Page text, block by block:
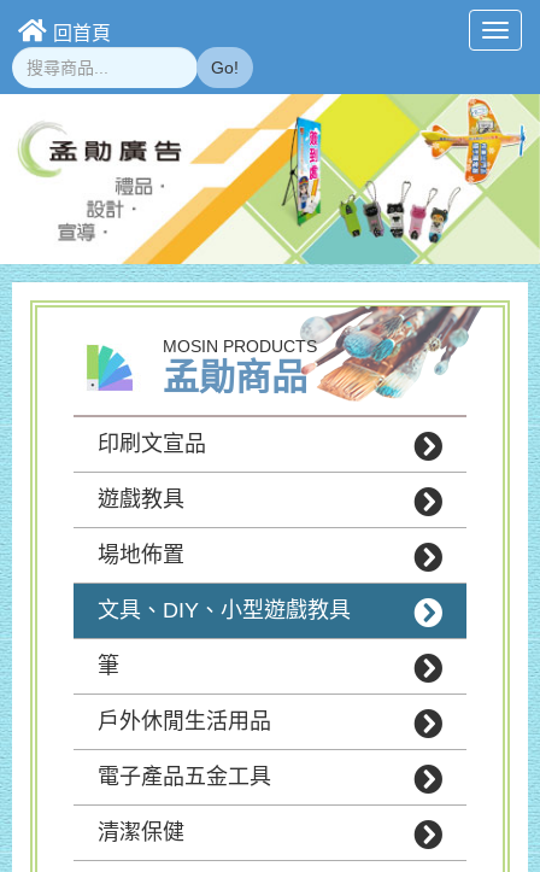
回首頁
Go!
MOSIN PRODUCTS
孟勛商品
印刷文宣品
遊戲教具
場地佈置
文具、DIY、小型遊戲教具
筆
戶外休閒生活用品
電子產品五金工具
清潔保健